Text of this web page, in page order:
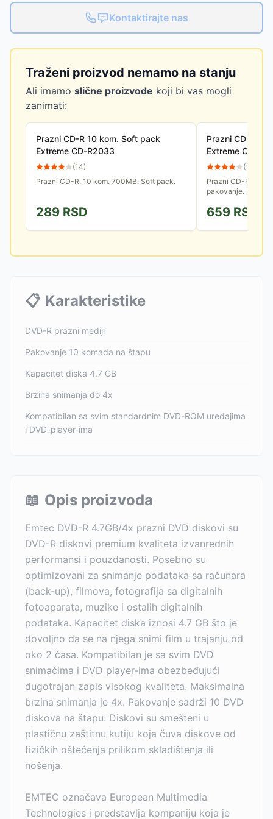
Kontaktirajte nas
Traženi proizvod nemamo na stanju
Ali imamo slične proizvode koji bi vas mogli
zanimati:
Prazni CD-R 10 kom. Soft pack
Extreme CD-R2033
(14)
Prazni CD-R, 10 kom. 700MB. Soft pack.
289 RSD
Prazni CD-R 10
Extreme CD-
(10
Prazni CD-R, 700
pakovanje. Može
brzinom pisanja od
659 RSD
📋 Karakteristike
DVD-R prazni mediji
Pakovanje 10 komada na štapu
Kapacitet diska 4.7 GB
Brzina snimanja do 4x
Kompatibilan sa svim standardnim DVD-ROM uređajima
i DVD-player-ima
📖 Opis proizvoda
Emtec DVD-R 4.7GB/4x prazni DVD diskovi su
DVD-R diskovi premium kvaliteta izvanrednih
performansi i pouzdanosti. Posebno su
optimizovani za snimanje podataka sa računara
(back-up), filmova, fotografija sa digitalnih
fotoaparata, muzike i ostalih digitalnih
podataka. Kapacitet diska iznosi 4.7 GB što je
dovoljno da se na njega snimi film u trajanju od
oko 2 časa. Kompatibilan je sa svim DVD
snimačima i DVD player-ima obezbeđujući
dugotrajan zapis visokog kvaliteta. Maksimalna
brzina snimanja je 4x. Pakovanje sadrži 10 DVD
diskova na štapu. Diskovi su smešteni u
plastičnu zaštitnu kutiju koja čuva diskove od
fizičkih oštećenja prilikom skladištenja ili
nošenja.
EMTEC označava European Multimedia
Technologies i predstavlja kompaniju koja je